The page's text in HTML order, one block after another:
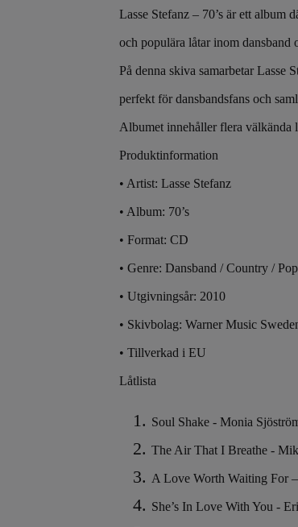
Lasse Stefanz – 70’s är ett album
och populära låtar inom dansband
På denna skiva samarbetar Lasse
perfekt för dansbandsfans och
Albumet innehåller flera välkända
Produktinformation
• Artist: Lasse Stefanz
• Album: 70’s
• Format: CD
• Genre: Dansband / Country / Pop
• Utgivningsår: 2010
• Skivbolag: Warner Music
• Tillverkad i EU
Låtlista
Soul Shake - Monia
The Air That I Breathe -
A Love Worth Waiting For
She’s In Love With You -